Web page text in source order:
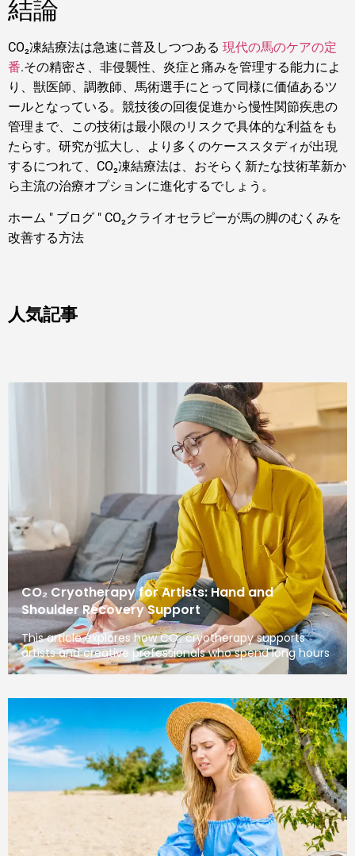
結論
CO₂凍結療法は急速に普及しつつある 現代の馬のケアの定
番.その精密さ、非侵襲性、炎症と痛みを管理する能力によ
り、獣医師、調教師、馬術選手にとって同様に価値あるツ
ールとなっている。競技後の回復促進から慢性関節疾患の
管理まで、この技術は最小限のリスクで具体的な利益をも
たらす。研究が拡大し、より多くのケーススタディが出現
するにつれて、CO₂凍結療法は、おそらく新たな技術革新か
ら主流の治療オプションに進化するでしょう。
ホーム " ブログ " CO₂クライオセラピーが馬の脚のむくみを
改善する方法
人気記事
CO₂ Cryotherapy for Artists: Hand and
Shoulder Recovery Support
This article explores how CO₂ cryotherapy supports
artists and creative professionals who spend long hours